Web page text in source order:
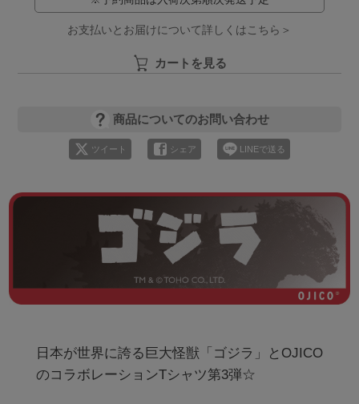
お支払いとお届けについて詳しくはこちら＞
カートを見る
商品についてのお問い合わせ
ツイート シェア LINEで送る
日本が世界に誇る巨大怪獣「ゴジラ」とOJICO
のコラボレーションTシャツ第3弾☆